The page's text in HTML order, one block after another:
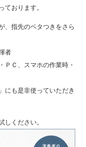
ております。
、指先のベタつきをさら
者
Ｃ、スマホの作業時・
にも是非使っていただき
しください。